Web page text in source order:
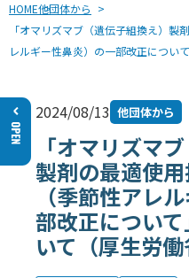
HOME他団体から
「オマリズマブ（遺伝子組換え）製
レルギー性鼻炎）の一部改正につい
2024/08/13 他団体から
「オマリズマ
製剤の最適使
（季節性アレ
部改正につい
いて（厚生労働